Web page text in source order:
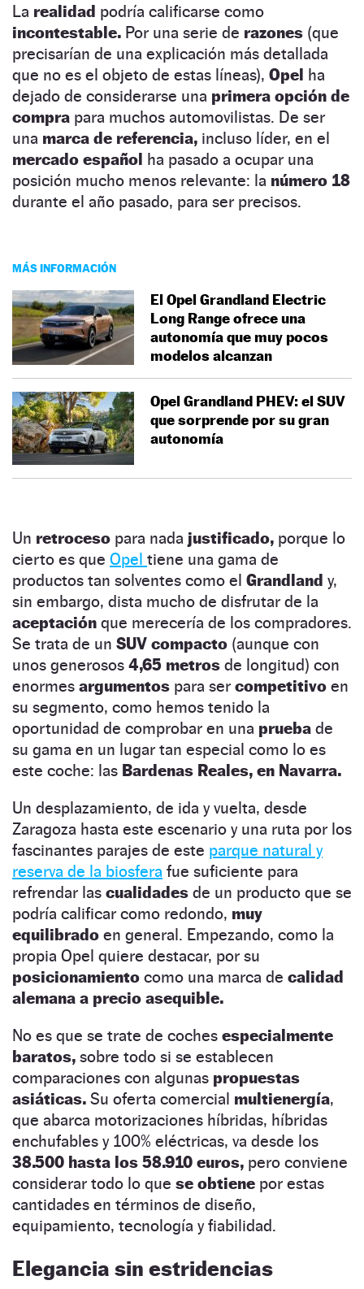
La realidad podría calificarse como
incontestable. Por una serie de razones (que
precisarían de una explicación más detallada
que no es el objeto de estas líneas), Opel ha
dejado de considerarse una primera opción de
compra para muchos automovilistas. De ser
una marca de referencia, incluso líder, en el
mercado español ha pasado a ocupar una
posición mucho menos relevante: la número 18
durante el año pasado, para ser precisos.
MÁS INFORMACIÓN
El Opel Grandland Electric
Long Range ofrece una
autonomía que muy pocos
modelos alcanzan
Opel Grandland PHEV: el SUV
que sorprende por su gran
autonomía
Un retroceso para nada justificado, porque lo
cierto es que Opel tiene una gama de
productos tan solventes como el Grandland y,
sin embargo, dista mucho de disfrutar de la
aceptación que merecería de los compradores.
Se trata de un SUV compacto (aunque con
unos generosos 4,65 metros de longitud) con
enormes argumentos para ser competitivo en
su segmento, como hemos tenido la
oportunidad de comprobar en una prueba de
su gama en un lugar tan especial como lo es
este coche: las Bardenas Reales, en Navarra.
Un desplazamiento, de ida y vuelta, desde
Zaragoza hasta este escenario y una ruta por los
fascinantes parajes de este parque natural y
reserva de la biosfera fue suficiente para
refrendar las cualidades de un producto que se
podría calificar como redondo, muy
equilibrado en general. Empezando, como la
propia Opel quiere destacar, por su
posicionamiento como una marca de calidad
alemana a precio asequible.
No es que se trate de coches especialmente
baratos, sobre todo si se establecen
comparaciones con algunas propuestas
asiáticas. Su oferta comercial multienergía,
que abarca motorizaciones híbridas, híbridas
enchufables y 100% eléctricas, va desde los
38.500 hasta los 58.910 euros, pero conviene
considerar todo lo que se obtiene por estas
cantidades en términos de diseño,
equipamiento, tecnología y fiabilidad.
Elegancia sin estridencias